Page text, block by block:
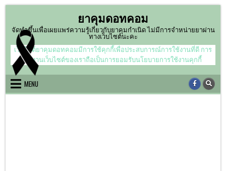
content
ยาคุมดอทคอม
จัดทำขึ้นเพื่อเผยแพร่ความรู้เกี่ยวกับยาคุมกำเนิด ไม่มีการจำหน่ายยาผ่าน
ทางเว็บไซต์นะคะ
เว็บไซต์ยาคุมดอทคอมมีการใช้คุกกี้เพื่อประสบการณ์การใช้งานที่ดี การ
ใช้งานเว็บไซต์ของเราถือเป็นการยอมรับนโยบายการใช้งานคุกกี้
MENU